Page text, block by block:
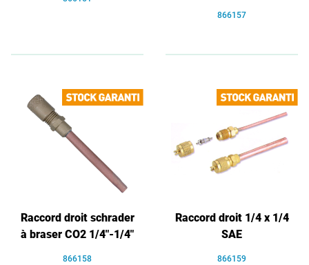
866157
Raccord droit schrader
à braser CO2 1/4"-1/4"
866158
Raccord droit 1/4 x 1/4
SAE
866159